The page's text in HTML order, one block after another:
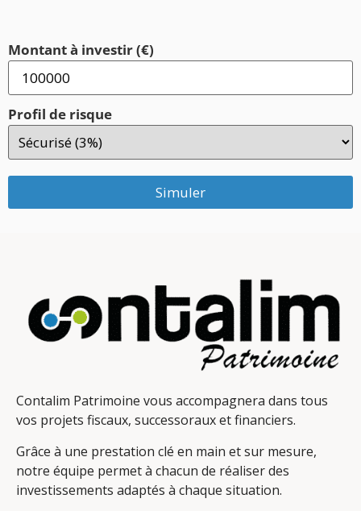
Montant à investir (€)
Profil de risque
Simuler
Contalim Patrimoine vous accompagnera dans tous
vos projets fiscaux, successoraux et financiers.
Grâce à une prestation clé en main et sur mesure,
notre équipe permet à chacun de réaliser des
investissements adaptés à chaque situation.